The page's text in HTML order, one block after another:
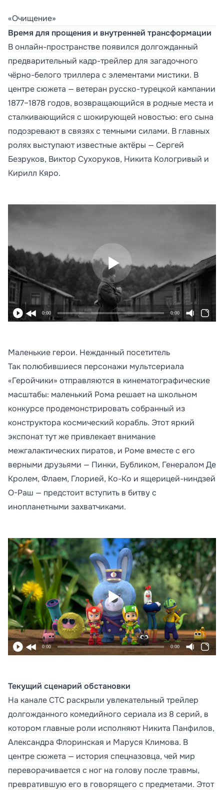
«Очищение»
Время для прощения и внутренней трансформации
В онлайн-пространстве появился долгожданный
предварительный кадр-трейлер для загадочного
чёрно-белого триллера с элементами мистики. В
центре сюжета — ветеран русско-турецкой кампании
1877–1878 годов, возвращающийся в родные места и
сталкивающийся с шокирующей новостью: его сына
подозревают в связях с темными силами. В главных
ролях выступают известные актёры — Сергей
Безруков, Виктор Сухоруков, Никита Кологривый и
Кирилл Кяро.
0:00 0:00
Маленькие герои. Нежданный посетитель
Так полюбившиеся персонажи мультсериала
«Геройчики» отправляются в кинематографические
масштабы: маленький Рома решает на школьном
конкурсе продемонстрировать собранный из
конструктора космический корабль. Этот яркий
экспонат тут же привлекает внимание
межгалактических пиратов, и Роме вместе с его
верными друзьями — Пинки, Бубликом, Генералом Де
Кролем, Флаем, Глорией, Ко-Ко и ящерицей-ниндзей
О-Раш — предстоит вступить в битву с
инопланетными захватчиками.
0:00 0:00
Текущий сценарий обстановки
На канале СТС раскрыли увлекательный трейлер
долгожданного комедийного сериала из 8 серий, в
котором главные роли исполняют Никита Панфилов,
Александра Флоринская и Маруся Климова. В
центре сюжета — история спецназовца, чей мир
переворачивается с ног на голову после травмы,
превратившую его в говорящего с предметами. Этот